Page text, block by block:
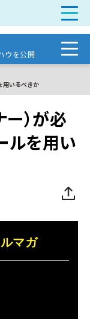
ウを公開
用いるべきか
）が必
ルを用い
マガ